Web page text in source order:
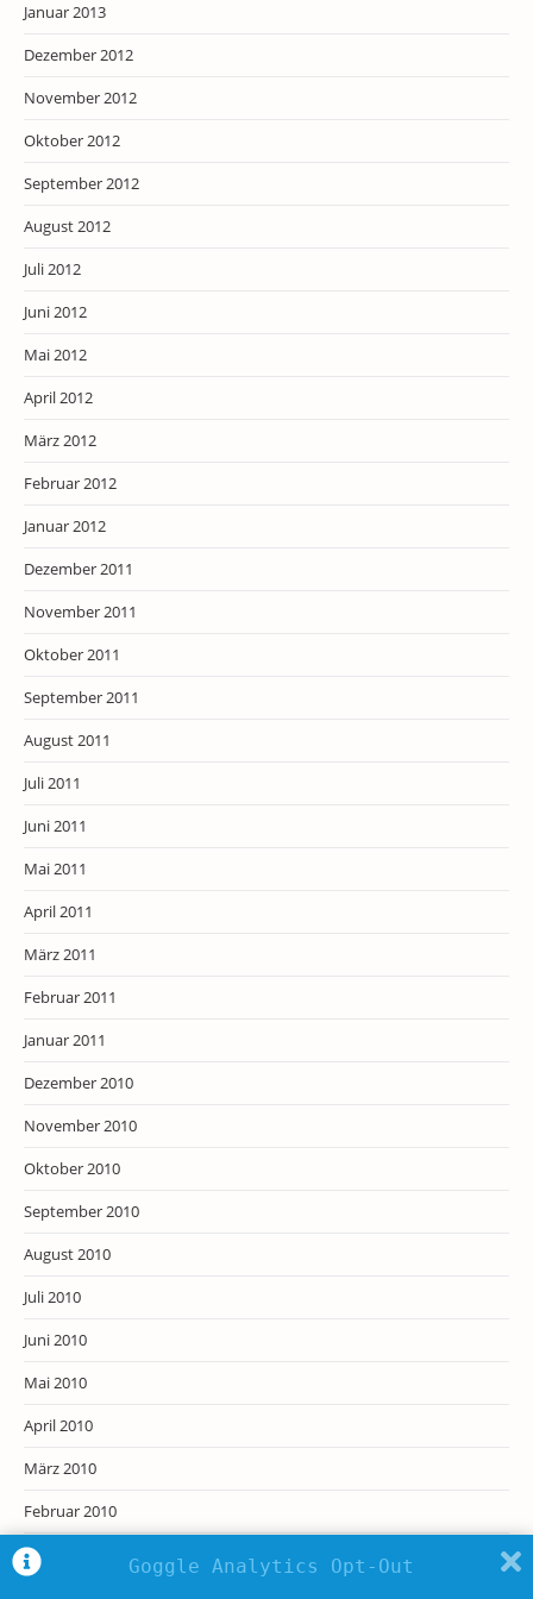
Januar 2013
Dezember 2012
November 2012
Oktober 2012
September 2012
August 2012
Juli 2012
Juni 2012
Mai 2012
April 2012
März 2012
Februar 2012
Januar 2012
Dezember 2011
November 2011
Oktober 2011
September 2011
August 2011
Juli 2011
Juni 2011
Mai 2011
April 2011
März 2011
Februar 2011
Januar 2011
Dezember 2010
November 2010
Oktober 2010
September 2010
August 2010
Juli 2010
Juni 2010
Mai 2010
April 2010
März 2010
Februar 2010
Januar 2010
Goggle Analytics Opt-Out